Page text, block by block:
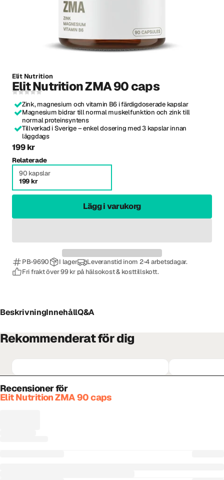
Elit Nutrition
Elit Nutrition ZMA 90 caps
Zink, magnesium och vitamin B6 i färdigdoserade kapslar
Magnesium bidrar till normal muskelfunktion och zink till
normal proteinsyntens
Tillverkad i Sverige – enkel dosering med 3 kapslar innan
läggdags
199 kr
Relaterade
90 kapslar
199 kr
Lägg i varukorg
PB-9690 I lager
Leveranstid inom 2-4 arbetsdagar.
Fri frakt över 99 kr på hälsokost & kosttillskott.
BeskrivningInnehållQ&A
Rekommenderat för dig
Recensioner för
Elit Nutrition ZMA 90 caps